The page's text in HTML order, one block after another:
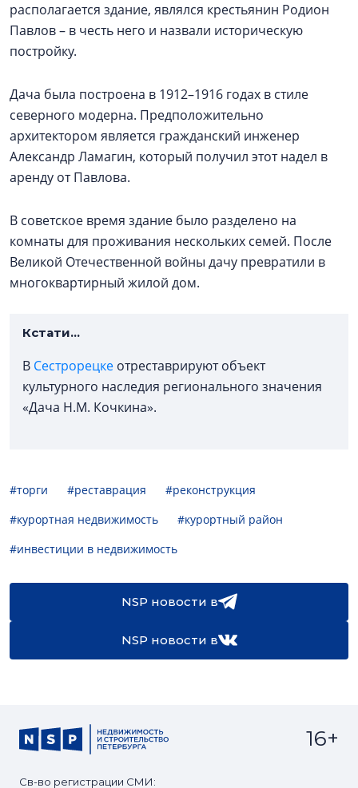
располагается здание, являлся крестьянин Родион
Павлов – в честь него и назвали историческую
постройку.
Дача была построена в 1912–1916 годах в стиле
северного модерна. Предположительно
архитектором является гражданский инженер
Александр Ламагин, который получил этот надел в
аренду от Павлова.
В советское время здание было разделено на
комнаты для проживания нескольких семей. После
Великой Отечественной войны дачу превратили в
многоквартирный жилой дом.
Кстати...
В Сестрорецке отреставрируют объект
культурного наследия регионального значения
«Дача Н.М. Кочкина».
#торги #реставрация
#реконструкция
#курортная недвижимость
#курортный район
#инвестиции в недвижимость
NSP новости в
NSP новости в
Св-во регистрации СМИ:
16+